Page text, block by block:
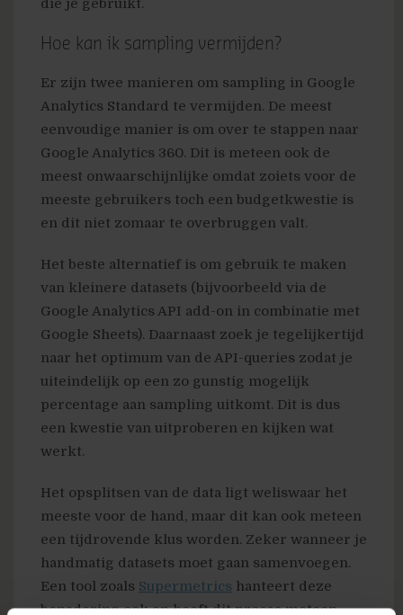
die je gebruikt.
Hoe kan ik sampling vermijden?
Er zijn twee manieren om sampling in Google
Analytics Standard te vermijden. De meest
eenvoudige manier is om over te stappen naar
Google Analytics 360. Dit is meteen ook de
meest onwaarschijnlijke omdat zoiets voor de
meeste gebruikers toch een budgetkwestie is
en dit niet zomaar te overbruggen valt.
Het beste alternatief is om gebruik te maken
van kleinere datasets (bijvoorbeeld via de
Google Analytics API add-on in combinatie met
Google Sheets). Daarnaast zoek je tegelijkertijd
naar het optimum van de API-queries zodat je
uiteindelijk op een zo gunstig mogelijk
percentage aan sampling uitkomt. Dit is dus
een kwestie van uitproberen en kijken wat
werkt.
Het opsplitsen van de data ligt weliswaar het
meeste voor de hand, maar dit kan ook meteen
een tijdrovende klus worden. Zeker wanneer je
handmatig datasets moet gaan samenvoegen.
Een tool zoals Supermetrics hanteert deze
benadering ook en heeft dit proces meteen